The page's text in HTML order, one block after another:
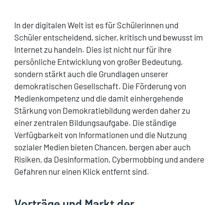
In der digitalen Welt ist es für Schülerinnen und
Schüler entscheidend, sicher, kritisch und bewusst im
Internet zu handeln. Dies ist nicht nur für ihre
persönliche Entwicklung von großer Bedeutung,
sondern stärkt auch die Grundlagen unserer
demokratischen Gesellschaft. Die Förderung von
Medienkompetenz und die damit einhergehende
Stärkung von Demokratiebildung werden daher zu
einer zentralen Bildungsaufgabe. Die ständige
Verfügbarkeit von Informationen und die Nutzung
sozialer Medien bieten Chancen, bergen aber auch
Risiken, da Desinformation, Cybermobbing und andere
Gefahren nur einen Klick entfernt sind.